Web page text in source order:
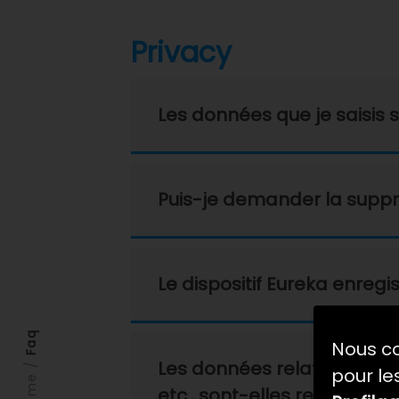
Faq
Privacy
Les données que je
Puis-je demander la
Le dispositif Eureka
Les données relatives à
Nous
pour